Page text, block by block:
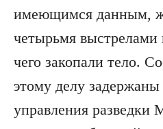
имеющимся данным,
четырьмя выстрелами
чего закопали тело.
этому делу
управления